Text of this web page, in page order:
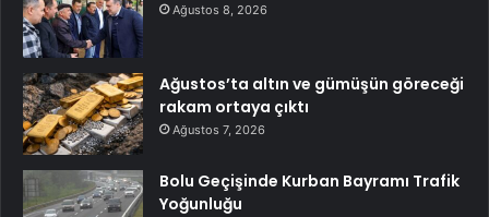
Ağustos 8, 2026
Ağustos’ta altın ve gümüşün göreceği
rakam ortaya çıktı
Ağustos 7, 2026
Bolu Geçişinde Kurban Bayramı Trafik
Yoğunluğu